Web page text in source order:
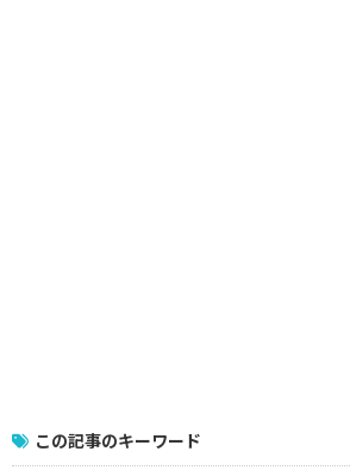
この記事のキーワード